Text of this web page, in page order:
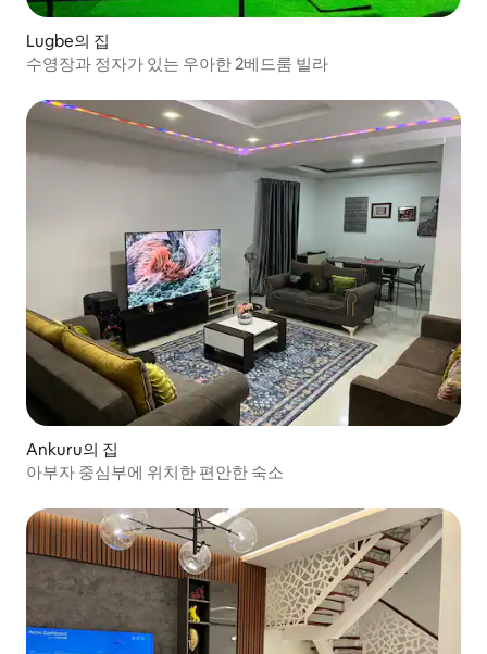
Lugbe의 집
수영장과 정자가 있는 우아한 2베드룸 빌라
Ankuru의 집
아부자 중심부에 위치한 편안한 숙소